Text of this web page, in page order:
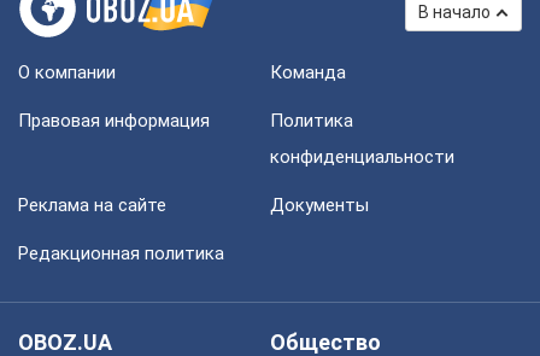
В начало
О компании Команда
Правовая информация
Политика
конфиденциальности
Реклама на сайте Документы
Редакционная политика
OBOZ.UA
Общество